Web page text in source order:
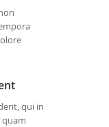
qui in
quam